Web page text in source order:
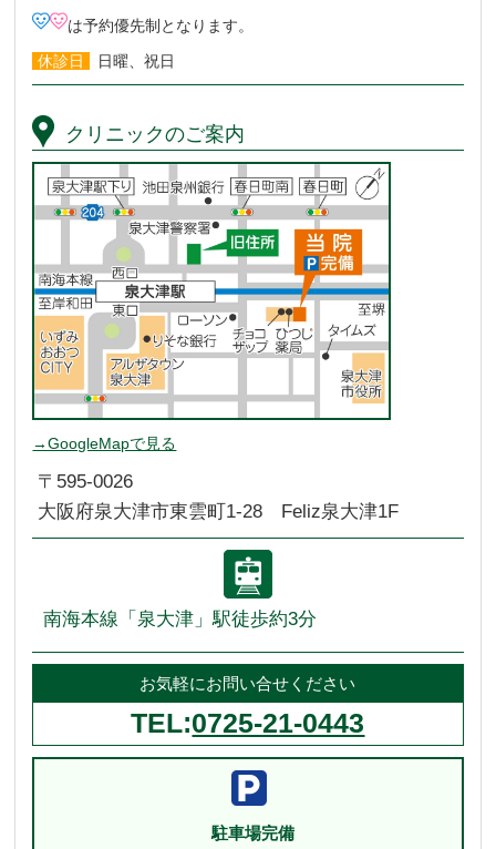
は予約優先制となります。
休診日
日曜、祝日
クリニックのご案内
→GoogleMapで見る
〒595-0026
大阪府泉大津市東雲町1-28 Feliz泉大津1F
南海本線「泉大津」駅徒歩約3分
お気軽にお問い合せください
TEL:0725-21-0443
駐車場完備